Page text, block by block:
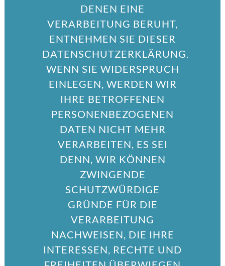
DENEN EINE
VERARBEITUNG BERUHT,
ENTNEHMEN SIE DIESER
DATENSCHUTZERKLÄRUNG.
WENN SIE WIDERSPRUCH
EINLEGEN, WERDEN WIR
IHRE BETROFFENEN
PERSONENBEZOGENEN
DATEN NICHT MEHR
VERARBEITEN, ES SEI
DENN, WIR KÖNNEN
ZWINGENDE
SCHUTZWÜRDIGE
GRÜNDE FÜR DIE
VERARBEITUNG
NACHWEISEN, DIE IHRE
INTERESSEN, RECHTE UND